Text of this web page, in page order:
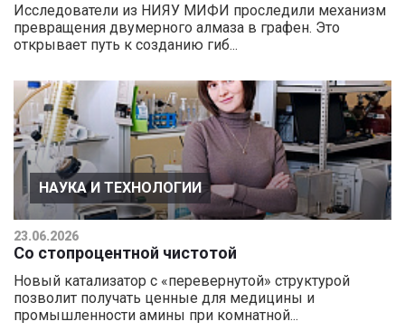
Исследователи из НИЯУ МИФИ проследили механизм
превращения двумерного алмаза в графен. Это
открывает путь к созданию гиб...
НАУКА И ТЕХНОЛОГИИ
23.06.2026
Со стопроцентной чистотой
Новый катализатор с «перевернутой» структурой
позволит получать ценные для медицины и
промышленности амины при комнатной...